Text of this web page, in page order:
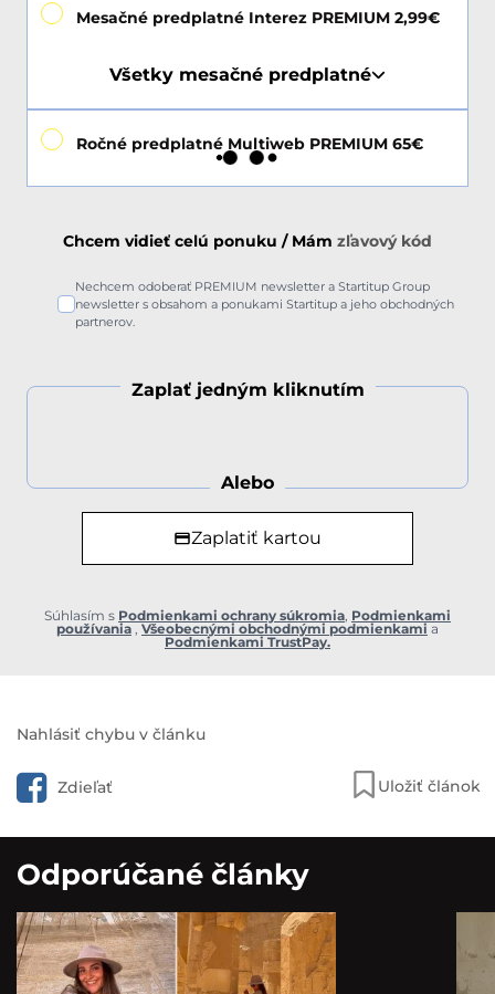
Mesačné predplatné Interez PREMIUM 2,99€
Všetky mesačné predplatné
Ročné predplatné Multiweb PREMIUM 65€
Chcem vidieť celú ponuku / Mám zľavový kód
Nechcem odoberať PREMIUM newsletter a Startitup Group
newsletter s obsahom a ponukami Startitup a jeho obchodných
partnerov.
Zaplať jedným kliknutím
Alebo
Zaplatiť kartou
Súhlasím s Podmienkami ochrany súkromia, Podmienkami
používania , Všeobecnými obchodnými podmienkami a
Podmienkami TrustPay.
Nahlásiť chybu v článku
Zdieľať Uložiť článok
Odporúčané články